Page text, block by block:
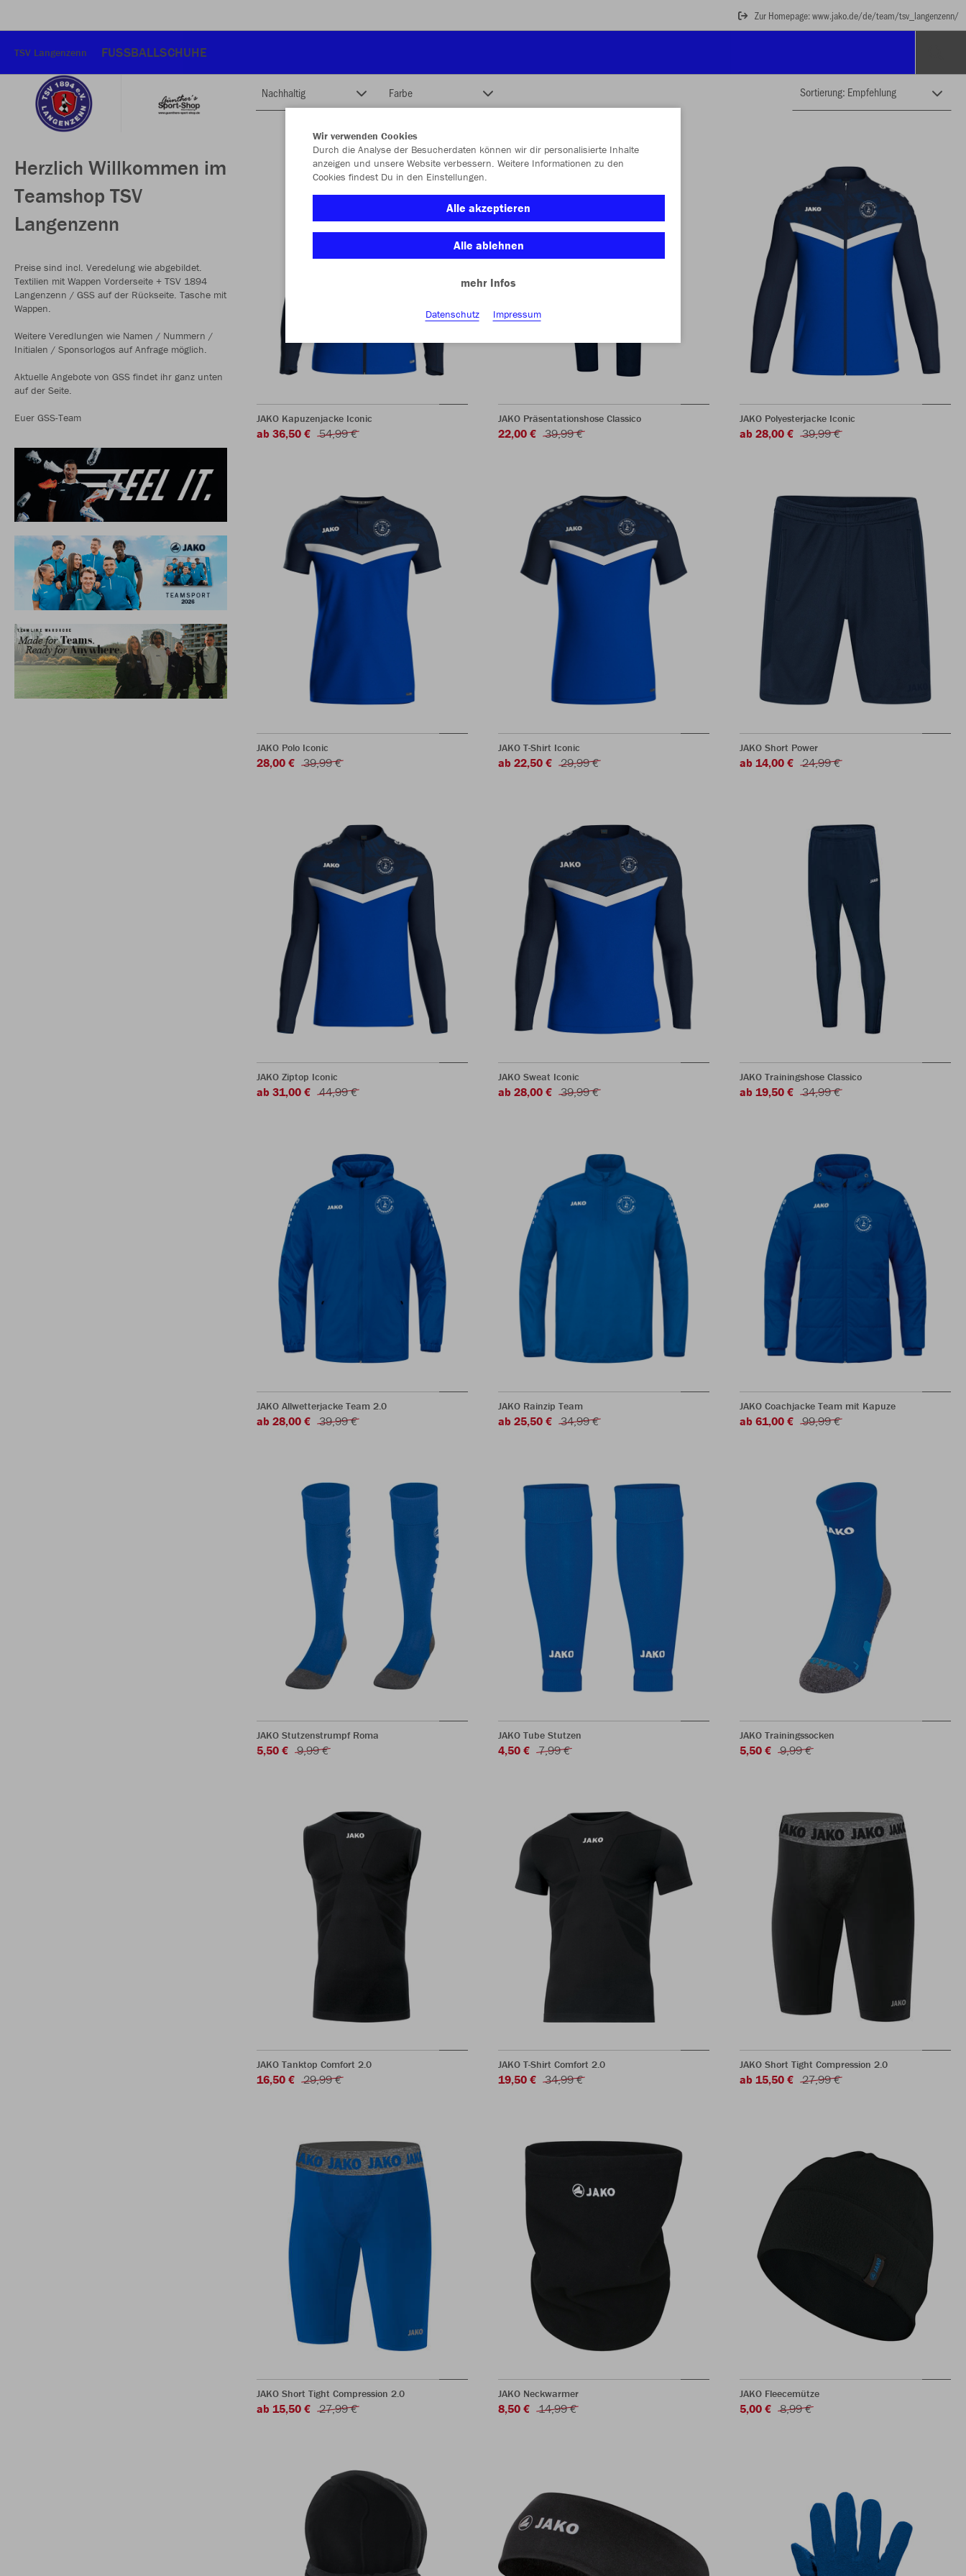
Zur Homepage: www.jako.de/de/team/tsv_langenzenn/
TSV Langenzenn FUSSBALLSCHUHE
Herzlich Willkommen im
Teamshop TSV
Langenzenn
Preise sind incl. Veredelung wie abgebildet.
Textilien mit Wappen Vorderseite + TSV 1894
Langenzenn / GSS auf der Rückseite. Tasche mit
Wappen.
Weitere Veredlungen wie Namen / Nummern /
Initialen / Sponsorlogos auf Anfrage möglich.
Aktuelle Angebote von GSS findet ihr ganz unten
auf der Seite.
Euer GSS-Team
Nachhaltig Farbe
JAKO Kapuzenjacke Iconic
ab 36,50 € 54,99 €
JAKO Präsentationshose Classico
22,00 € 39,99 €
JAKO Polyesterjacke Iconic
ab 28,00 € 39,99 €
JAKO Polo Iconic
28,00 € 39,99 €
JAKO T-Shirt Iconic
ab 22,50 € 29,99 €
JAKO Short Power
ab 14,00 € 24,99 €
JAKO Ziptop Iconic
ab 31,00 € 44,99 €
JAKO Sweat Iconic
ab 28,00 € 39,99 €
JAKO Trainingshose Classico
ab 19,50 € 34,99 €
JAKO Allwetterjacke Team 2.0
ab 28,00 € 39,99 €
JAKO Rainzip Team
ab 25,50 € 34,99 €
JAKO Coachjacke Team mit Kapuze
ab 61,00 € 99,99 €
JAKO Stutzenstrumpf Roma
5,50 € 9,99 €
JAKO Tube Stutzen
4,50 € 7,99 €
JAKO Trainingssocken
5,50 € 9,99 €
JAKO Tanktop Comfort 2.0
16,50 € 29,99 €
JAKO T-Shirt Comfort 2.0
19,50 € 34,99 €
JAKO Short Tight Compression 2.0
ab 15,50 € 27,99 €
JAKO Short Tight Compression 2.0
ab 15,50 € 27,99 €
JAKO Neckwarmer
8,50 € 14,99 €
JAKO Fleecemütze
5,00 € 8,99 €
Wir verwenden Cookies
Durch die Analyse der Besucherdaten können wir dir personalisierte Inhalte
anzeigen und unsere Website verbessern. Weitere Informationen zu den
Cookies findest Du in den Einstellungen.
Alle akzeptieren
Alle ablehnen
mehr Infos
Datenschutz Impressum